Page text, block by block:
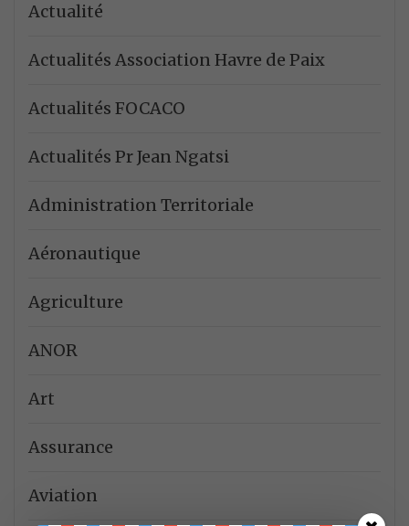
Actualité
Actualités Association Havre de Paix
Actualités FOCACO
Actualités Pr Jean Ngatsi
Administration Territoriale
Aéronautique
Agriculture
ANOR
Art
Assurance
Aviation